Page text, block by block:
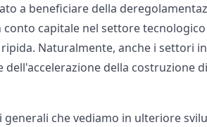
a beneficiare della
capitale nel settore tecnologico
Naturalmente, anche i settori
della costruzione
che vediamo in ulteriore